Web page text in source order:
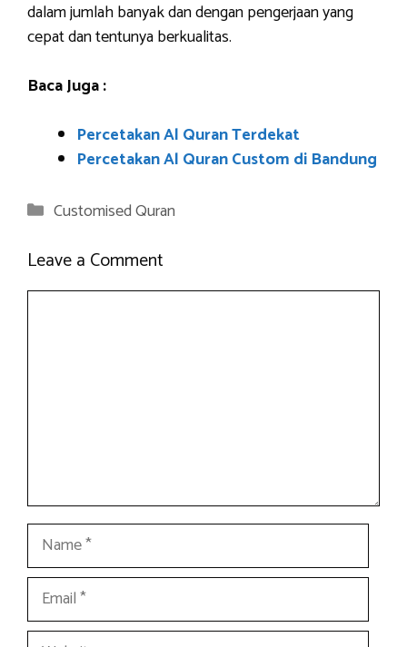
dalam jumlah banyak dan dengan pengerjaan yang
cepat dan tentunya berkualitas.
Baca Juga :
Percetakan Al Quran Terdekat
Percetakan Al Quran Custom di Bandung
Categories
Customised Quran
Leave a Comment
Name
Email
Website